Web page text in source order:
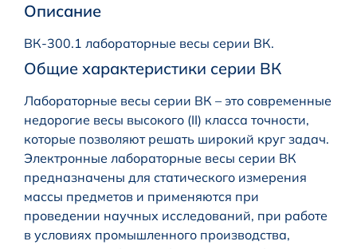
Описание
ВК-300.1 лабораторные весы серии ВК.
Общие характеристики серии ВК
Лабораторные весы серии ВК – это современные
недорогие весы высокого (II) класса точности,
которые позволяют решать широкий круг задач.
Электронные лабораторные весы серии ВК
предназначены для статического измерения
массы предметов и применяются при
проведении научных исследований, при работе
в условиях промышленного производства,